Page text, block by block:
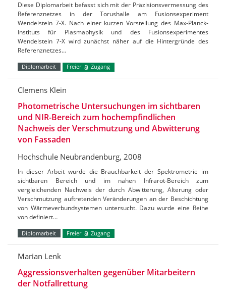
Diese Diplomarbeit befasst sich mit der Präzisionsvermessung des
Referenznetzes in der Torushalle am Fusionsexperiment
Wendelstein 7-X. Nach einer kurzen Vorstellung des Max-Planck-
Instituts für Plasmaphysik und des Fusionsexperimentes
Wendelstein 7-X wird zunächst näher auf die Hintergründe des
Referenznetzes…
Diplomarbeit Freier Zugang
Clemens Klein
Photometrische Untersuchungen im sichtbaren
und NIR-Bereich zum hochempfindlichen
Nachweis der Verschmutzung und Abwitterung
von Fassaden
Hochschule Neubrandenburg, 2008
In dieser Arbeit wurde die Brauchbarkeit der Spektrometrie im
sichtbaren Bereich und im nahen Infrarot-Bereich zum
vergleichenden Nachweis der durch Abwitterung, Alterung oder
Verschmutzung auftretenden Veränderungen an der Beschichtung
von Wärmeverbundsystemen untersucht. Dazu wurde eine Reihe
von definiert…
Diplomarbeit Freier Zugang
Marian Lenk
Aggressionsverhalten gegenüber Mitarbeitern
der Notfallrettung